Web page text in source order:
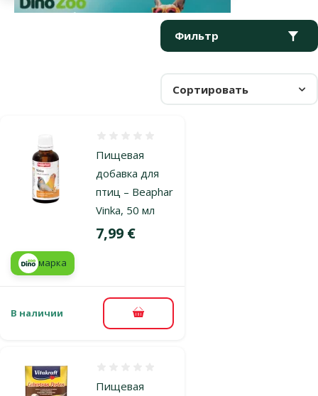
Фильтр
Сортировать
Продукты в категории Витамины для птиц
Пищевая
добавка для
птиц – Beaphar
Vinka, 50 мл
Цена
7,99 €
марка
В наличии В корзину
Пищевая